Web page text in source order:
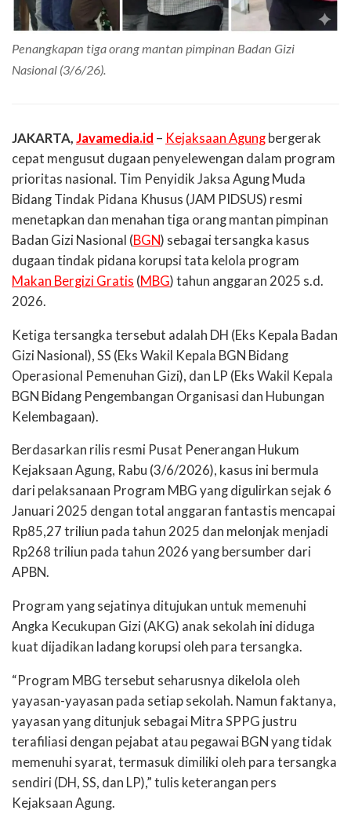
Penangkapan tiga orang mantan pimpinan Badan Gizi
Nasional (3/6/26).
JAKARTA, Javamedia.id – Kejaksaan Agung bergerak
cepat mengusut dugaan penyelewengan dalam program
prioritas nasional. Tim Penyidik Jaksa Agung Muda
Bidang Tindak Pidana Khusus (JAM PIDSUS) resmi
menetapkan dan menahan tiga orang mantan pimpinan
Badan Gizi Nasional (BGN) sebagai tersangka kasus
dugaan tindak pidana korupsi tata kelola program
Makan Bergizi Gratis (MBG) tahun anggaran 2025 s.d.
2026.
Ketiga tersangka tersebut adalah DH (Eks Kepala Badan
Gizi Nasional), SS (Eks Wakil Kepala BGN Bidang
Operasional Pemenuhan Gizi), dan LP (Eks Wakil Kepala
BGN Bidang Pengembangan Organisasi dan Hubungan
Kelembagaan).
Berdasarkan rilis resmi Pusat Penerangan Hukum
Kejaksaan Agung, Rabu (3/6/2026), kasus ini bermula
dari pelaksanaan Program MBG yang digulirkan sejak 6
Januari 2025 dengan total anggaran fantastis mencapai
Rp85,27 triliun pada tahun 2025 dan melonjak menjadi
Rp268 triliun pada tahun 2026 yang bersumber dari
APBN.
Program yang sejatinya ditujukan untuk memenuhi
Angka Kecukupan Gizi (AKG) anak sekolah ini diduga
kuat dijadikan ladang korupsi oleh para tersangka.
“Program MBG tersebut seharusnya dikelola oleh
yayasan-yayasan pada setiap sekolah. Namun faktanya,
yayasan yang ditunjuk sebagai Mitra SPPG justru
terafiliasi dengan pejabat atau pegawai BGN yang tidak
memenuhi syarat, termasuk dimiliki oleh para tersangka
sendiri (DH, SS, dan LP),” tulis keterangan pers
Kejaksaan Agung.